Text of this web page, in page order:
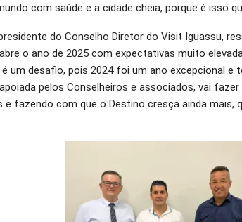
com saúde e a cidade cheia, porque é isso
do Conselho Diretor do Visit Iguassu,
o ano de 2025 com expectativas muito
um desafio, pois 2024 foi um ano excepcional e
pelos Conselheiros e associados, vai
fazendo com que o Destino cresça ainda mais,